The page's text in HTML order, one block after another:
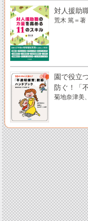
対人援助
荒木 篤＝著
園で役立
防ぐ！「
菊地奈津美